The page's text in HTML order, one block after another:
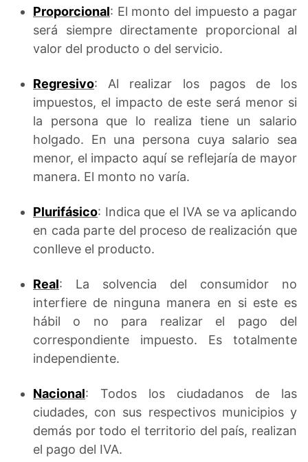
Proporcional: El monto del impuesto a pagar
será siempre directamente proporcional al
valor del producto o del servicio.
Regresivo: Al realizar los pagos de los
impuestos, el impacto de este será menor si
la persona que lo realiza tiene un salario
holgado. En una persona cuya salario sea
menor, el impacto aquí se reflejaría de mayor
manera. El monto no varía.
Plurifásico: Indica que el IVA se va aplicando
en cada parte del proceso de realización que
conlleve el producto.
Real: La solvencia del consumidor no
interfiere de ninguna manera en si este es
hábil o no para realizar el pago del
correspondiente impuesto. Es totalmente
independiente.
Nacional: Todos los ciudadanos de las
ciudades, con sus respectivos municipios y
demás por todo el territorio del país, realizan
el pago del IVA.